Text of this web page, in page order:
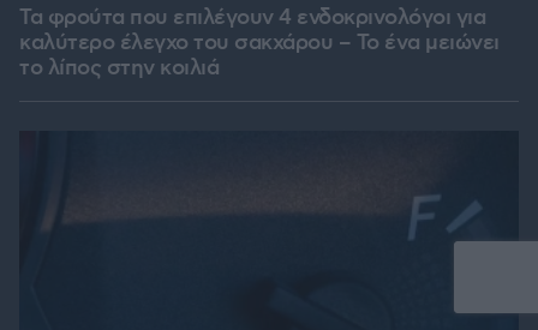
Τα φρούτα που επιλέγουν 4 ενδοκρινολόγοι για
καλύτερο έλεγχο του σακχάρου – Το ένα μειώνει
το λίπος στην κοιλιά